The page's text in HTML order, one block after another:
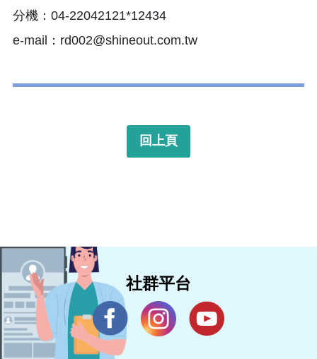
分機：04-22042121*12434
e-mail：rd002@shineout.com.tw
回上頁
社群平台